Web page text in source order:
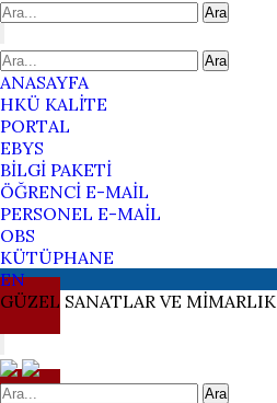
Ara
Ara
ANASAYFA
HKÜ KALİTE
PORTAL
EBYS
BİLGİ PAKETİ
ÖĞRENCİ E-MAİL
PERSONEL E-MAİL
OBS
KÜTÜPHANE
EN
GÜZEL SANATLAR VE MİMARLIK
Ara